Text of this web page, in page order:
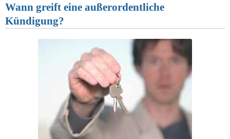
Wann greift eine außerordentliche
Kündigung?